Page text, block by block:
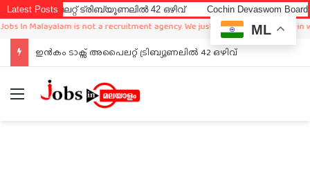
Latest Postsട്രിബ്യൂണലിൽ 42 ഒഴിവ് Cochin Devaswom Board LD
Malayalam is not a recruitment agency. We just sharing available job in
ഇൻകം ടാക്സ് അപൈലറ്റ് ട്രിബ്യൂണലിൽ 42 ഒഴിവ്
Menu
ML